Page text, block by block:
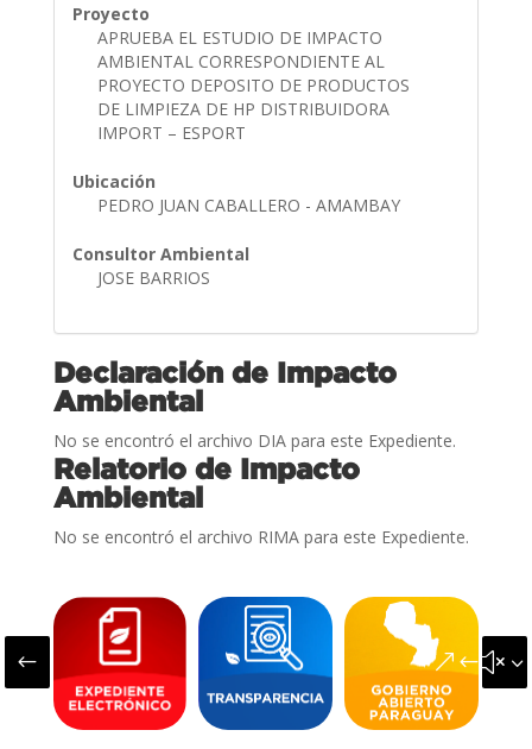
Proyecto
APRUEBA EL ESTUDIO DE IMPACTO
AMBIENTAL CORRESPONDIENTE AL
PROYECTO DEPOSITO DE PRODUCTOS
DE LIMPIEZA DE HP DISTRIBUIDORA
IMPORT – ESPORT
Ubicación
PEDRO JUAN CABALLERO - AMAMBAY
Consultor Ambiental
JOSE BARRIOS
Declaración de Impacto
Ambiental
No se encontró el archivo DIA para este Expediente.
Relatorio de Impacto
Ambiental
No se encontró el archivo RIMA para este Expediente.
#